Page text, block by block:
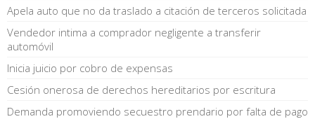
Apela auto que no da traslado a citación de terceros solicitada
Vendedor intima a comprador negligente a transferir
automóvil
Inicia juicio por cobro de expensas
Cesión onerosa de derechos hereditarios por escritura
Demanda promoviendo secuestro prendario por falta de pago